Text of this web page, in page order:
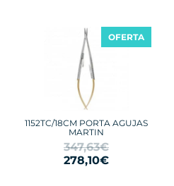
1152TC/18CM PORTA AGUJAS
MARTIN
347,63€
278,10€
OFERTA